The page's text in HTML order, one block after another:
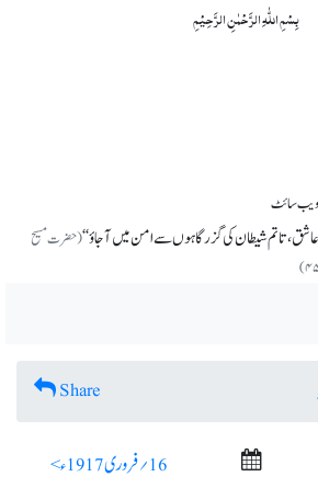
بِسۡمِ اللّٰہِ الرَّحۡمٰنِ الرَّحِیۡمِ
ویب سائٹ
تا تم شیطان کی گزرگاہوں سے امن میں آجاؤ‘‘(حضرت مسیح
Share
16؍ فروری 1917ء >